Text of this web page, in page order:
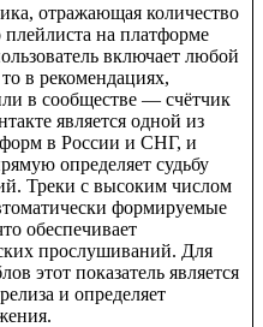
отражающая количество
на платформе
включает любой
в рекомендациях,
в сообществе — счётчик
является одной из
в России и СНГ, и
определяет судьбу
Треки с высоким числом
формируемые
обеспечивает
прослушиваний. Для
этот показатель является
и определяет